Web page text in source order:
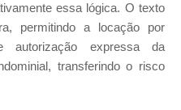
essa lógica. O texto
permitindo a locação por
autorização expressa da
transferindo o risco